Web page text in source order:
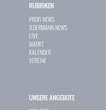
RUBRIKEN
PROFI-NEWS
JEDERMANN-NEWS
LIVE
MARKT
KALENDER
VEREINE
UNSERE ANGEBOTE